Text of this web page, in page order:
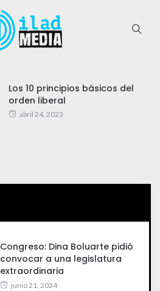
Los 10 principios básicos del
orden liberal
abril 24, 2023
Congreso: Dina Boluarte pidió
convocar a una legislatura
extraordinaria
junio 21, 2024